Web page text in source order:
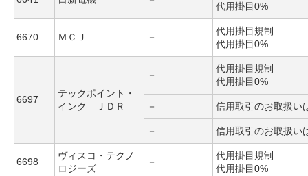
代用掛目0%
6670 ＭＣＪ －
代用掛目規制
代用掛目0%
6697
テックポイント・
インク ＪＤＲ
－
代用掛目規制
代用掛目0%
－ 信用取引のお取扱い
－ 信用取引のお取扱い
6698
ヴィスコ・テクノ
ロジーズ
－
代用掛目規制
代用掛目0%